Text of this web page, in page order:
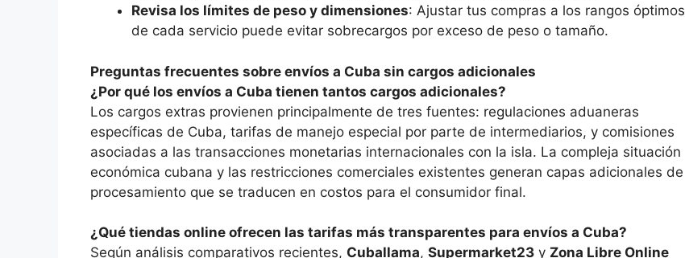
Revisa los límites de peso y dimensiones: Ajustar tus compras a los rangos óptimos
de cada servicio puede evitar sobrecargos por exceso de peso o tamaño.
Preguntas frecuentes sobre envíos a Cuba sin cargos adicionales
¿Por qué los envíos a Cuba tienen tantos cargos adicionales?
Los cargos extras provienen principalmente de tres fuentes: regulaciones aduaneras
específicas de Cuba, tarifas de manejo especial por parte de intermediarios, y comisiones
asociadas a las transacciones monetarias internacionales con la isla. La compleja situación
económica cubana y las restricciones comerciales existentes generan capas adicionales de
procesamiento que se traducen en costos para el consumidor final.
¿Qué tiendas online ofrecen las tarifas más transparentes para envíos a Cuba?
Según análisis comparativos recientes, Cuballama, Supermarket23 y Zona Libre Online